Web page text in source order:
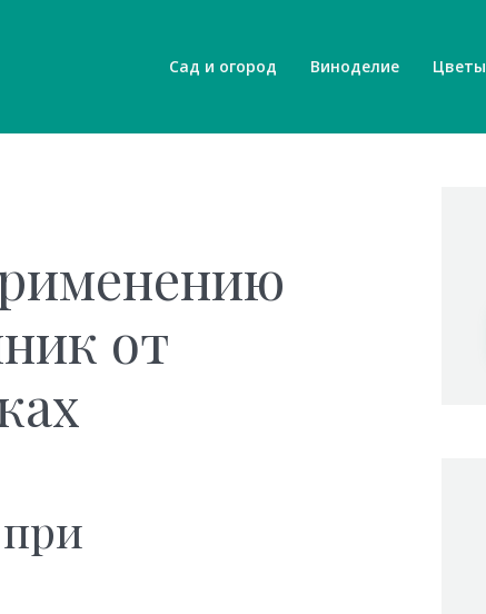
Сад и огород Виноделие Цветы
от